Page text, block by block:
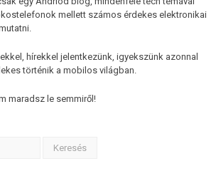
mellett számos érdekes elektronikai
hírekkel jelentkezünk, igyekszünk azonnal
történik a mobilos világban.
maradsz le semmiről!